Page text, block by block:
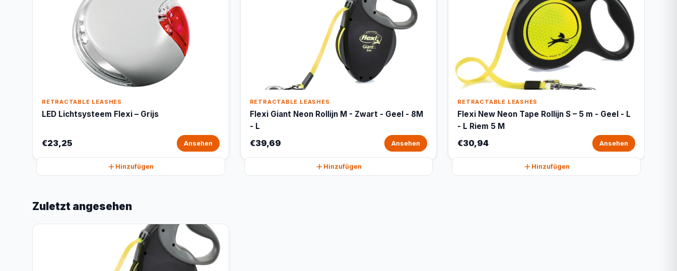
RETRACTABLE LEASHES
LED Lichtsysteem Flexi – Grijs
€23,25 Ansehen
Hinzufügen
RETRACTABLE LEASHES
Flexi Giant Neon Rollijn M - Zwart - Geel - 8M
- L
€39,69 Ansehen
Hinzufügen
RETRACTABLE LEASHES
Flexi New Neon Tape Rollijn S – 5 m - Geel - L
- L Riem 5 M
€30,94 Ansehen
Hinzufügen
Zuletzt angesehen